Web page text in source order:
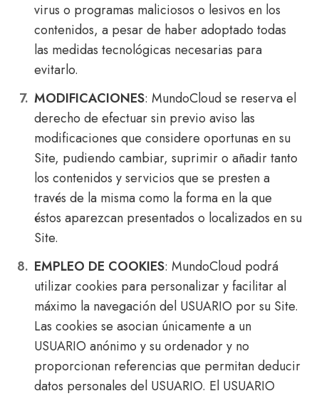
virus o programas maliciosos o lesivos en los
contenidos, a pesar de haber adoptado todas
las medidas tecnológicas necesarias para
evitarlo.
MODIFICACIONES: MundoCloud se reserva el
derecho de efectuar sin previo aviso las
modificaciones que considere oportunas en su
Site, pudiendo cambiar, suprimir o añadir tanto
los contenidos y servicios que se presten a
través de la misma como la forma en la que
éstos aparezcan presentados o localizados en su
Site.
EMPLEO DE COOKIES: MundoCloud podrá
utilizar cookies para personalizar y facilitar al
máximo la navegación del USUARIO por su Site.
Las cookies se asocian únicamente a un
USUARIO anónimo y su ordenador y no
proporcionan referencias que permitan deducir
datos personales del USUARIO. El USUARIO